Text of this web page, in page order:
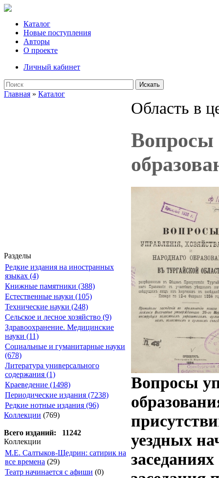
Каталог
Новые поступления
Авторы
О проекте
Личный кабинет
Искать
Главная » Каталог
Разделы
Редкие издания на иностранных
языках (4)
Книжные памятники (388)
Естественные науки (105)
Технические науки (248)
Сельское и лесное хозяйство (9)
Здравоохранение. Медицинские
науки (11)
Социальные и гуманитарные науки
(678)
Литература универсального
содержания (1)
Краеведение (1498)
Периодические издания (7238)
Редкие нотные издания (96)
Коллекции (769)
Всего изданий: 11242
Коллекции
М.Е. Салтыков-Щедрин: сатирик на
все времена (29)
Театр начинается с афиши (0)
Область в
Вопросы
Вопросы
уездных